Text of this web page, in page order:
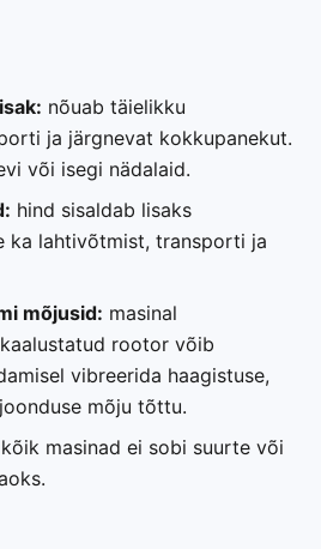
nõuab täielikku
ja järgnevat kokkupanekut.
või isegi nädalaid.
hind sisaldab lisaks
ka lahtivõtmist, transporti ja
mõjusid: masinal
rootor võib
vibreerida haagistuse,
mõju tõttu.
kõik masinad ei sobi suurte või